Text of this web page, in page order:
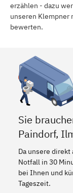
erzählen - dazu
unseren Klempner
bewerten.
Sie
Paindorf,
Da unsere
Notfall in 30
bei Ihnen und
Tageszeit.